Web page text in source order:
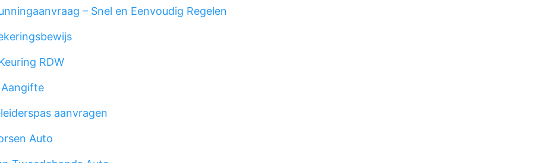
– Snel en Eenvoudig Regelen
RDW
Aangifte
aanvragen
Auto